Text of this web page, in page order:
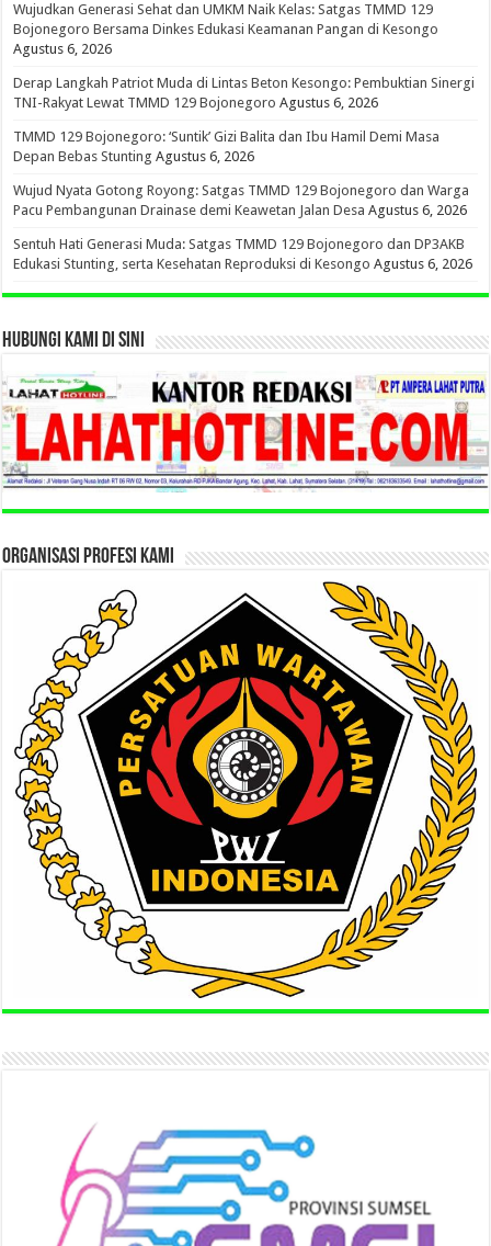
Wujudkan Generasi Sehat dan UMKM Naik Kelas: Satgas TMMD 129
Bojonegoro Bersama Dinkes Edukasi Keamanan Pangan di Kesongo
Agustus 6, 2026
Derap Langkah Patriot Muda di Lintas Beton Kesongo: Pembuktian Sinergi
TNI-Rakyat Lewat TMMD 129 Bojonegoro Agustus 6, 2026
TMMD 129 Bojonegoro: ‘Suntik’ Gizi Balita dan Ibu Hamil Demi Masa
Depan Bebas Stunting Agustus 6, 2026
Wujud Nyata Gotong Royong: Satgas TMMD 129 Bojonegoro dan Warga
Pacu Pembangunan Drainase demi Keawetan Jalan Desa Agustus 6, 2026
Sentuh Hati Generasi Muda: Satgas TMMD 129 Bojonegoro dan DP3AKB
Edukasi Stunting, serta Kesehatan Reproduksi di Kesongo Agustus 6, 2026
HUBUNGI KAMI DI SINI
ORGANISASI PROFESI KAMI